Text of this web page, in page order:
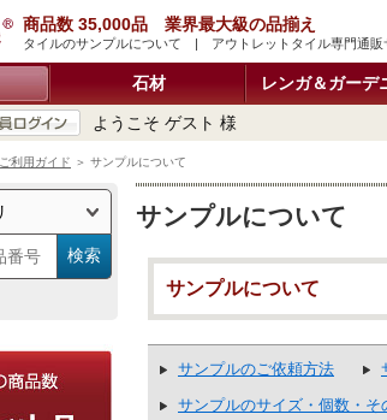
タイルのサンプルについて | アウトレットタイル専門通販
商品数 35,000品 業界最大級の品揃え
石材 レンガ＆ガーデ
ようこそ ゲスト 様
ご利用ガイド ＞ サンプルについて
サンプルについて
サンプルについて
サンプルのご依頼方法
サンプルのサイズ・個数・そ